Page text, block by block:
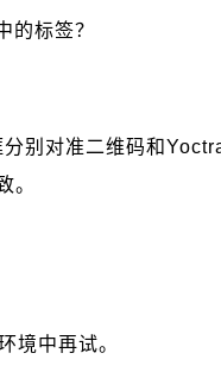
的标签？
别对准二维码和
境中再试。